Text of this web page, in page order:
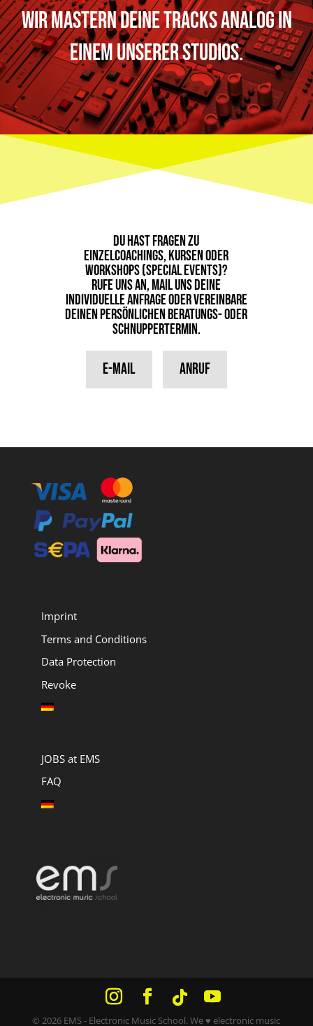
WIR MASTERN DEINE TRACKS ANALOG IN
EINEM UNSERER STUDIOS.
Du hast Fragen zu
Einzelcoachings, Kursen oder
Workshops (Special Events)?
Rufe uns an, Mail uns deine
individuelle Anfrage oder vereinbare
deinen persönlichen Beratungs- oder
Schnuppertermin.
E-Mail Anruf
Imprint
Terms and Conditions
Data Protection
Revoke
JOBS at EMS
FAQ
© 2026 EMS - Electronic Music School.We ♥ electronic music